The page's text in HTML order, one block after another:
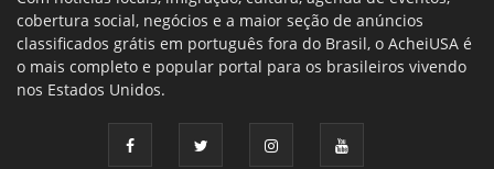
cobertura social, negócios e a maior seção de anúncios
classificados grátis em português fora do Brasil, o AcheiUSA é
o mais completo e popular portal para os brasileiros vivendo
nos Estados Unidos.